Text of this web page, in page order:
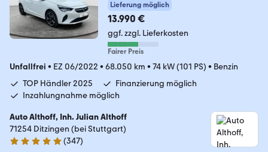
Lieferung möglich
13.990 €
ggf. zzgl. Lieferkosten
Fairer Preis
Unfallfrei • EZ 06/2022 • 68.050 km • 74 kW (101 PS) • Benzin
TOP Händler 2025
Finanzierung möglich
Inzahlungnahme möglich
Auto Althoff, Inh. Julian Althoff
71254 Ditzingen (bei Stuttgart)
4.8 Sterne
(347)